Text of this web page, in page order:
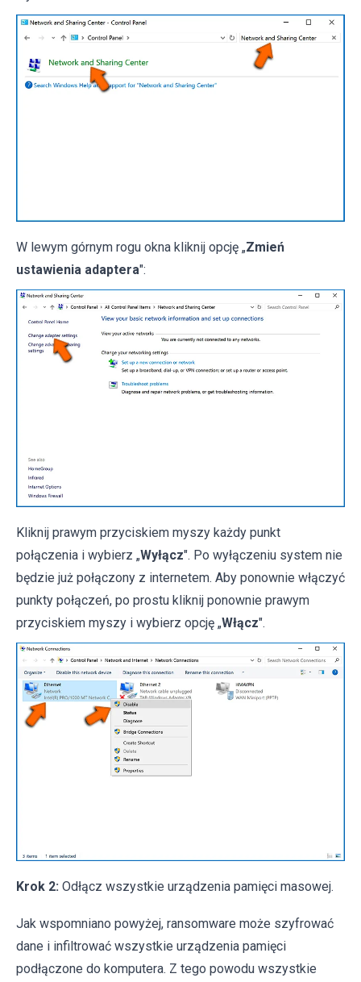
W lewym górnym rogu okna kliknij opcję „Zmień
ustawienia adaptera":
Kliknij prawym przyciskiem myszy każdy punkt
połączenia i wybierz „Wyłącz". Po wyłączeniu system nie
będzie już połączony z internetem. Aby ponownie włączyć
punkty połączeń, po prostu kliknij ponownie prawym
przyciskiem myszy i wybierz opcję „Włącz".
Krok 2: Odłącz wszystkie urządzenia pamięci masowej.
Jak wspomniano powyżej, ransomware może szyfrować
dane i infiltrować wszystkie urządzenia pamięci
podłączone do komputera. Z tego powodu wszystkie